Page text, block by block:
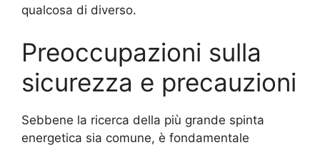
qualcosa di diverso.
Preoccupazioni sulla
sicurezza e precauzioni
Sebbene la ricerca della più grande spinta
energetica sia comune, è fondamentale